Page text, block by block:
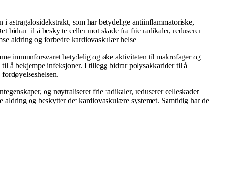
astragalosidekstrakt, som har betydelige antiinflammatoriske,
bidrar til å beskytte celler mot skade fra frie radikaler, reduserer
aldring og forbedre kardiovaskulær helse.
immunforsvaret betydelig og øke aktiviteten til makrofager og
å bekjempe infeksjoner. I tillegg bidrar polysakkarider til å
og nøytraliserer frie radikaler, reduserer celleskader
aldring og beskytter det kardiovaskulære systemet. Samtidig har de